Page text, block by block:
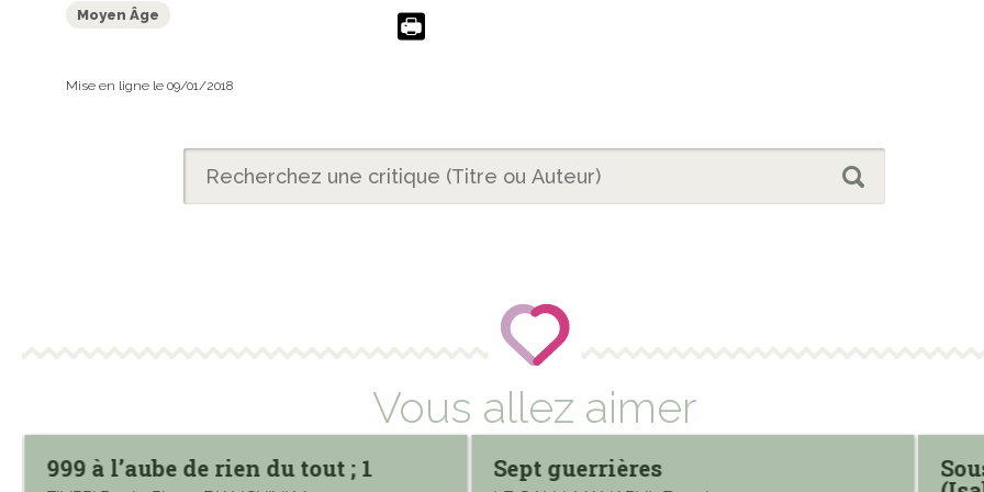
Moyen Âge
Mise en ligne le 09/01/2018
Vous allez aimer
999 à l’aube de rien du tout ; 1 Sept guerrières